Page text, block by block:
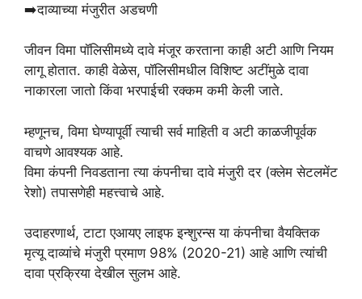
➡️दाव्याच्या मंजुरीत अडचणी
जीवन विमा पॉलिसीमध्ये दावे मंजूर करताना काही अटी आणि नियम
लागू होतात. काही वेळेस, पॉलिसीमधील विशिष्ट अटींमुळे दावा
नाकारला जातो किंवा भरपाईची रक्कम कमी केली जाते.
म्हणूनच, विमा घेण्यापूर्वी त्याची सर्व माहिती व अटी काळजीपूर्वक
वाचणे आवश्यक आहे.
विमा कंपनी निवडताना त्या कंपनीचा दावे मंजुरी दर (क्लेम सेटलमेंट
रेशो) तपासणेही महत्त्वाचे आहे.
उदाहरणार्थ, टाटा एआयए लाइफ इन्शुरन्स या कंपनीचा वैयक्तिक
मृत्यू दाव्यांचे मंजुरी प्रमाण 98% (2020-21) आहे आणि त्यांची
दावा प्रक्रिया देखील सुलभ आहे.